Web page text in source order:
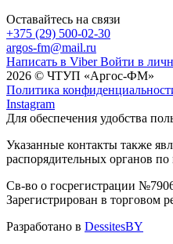
Оставайтесь на связи
+375 (29) 500-02-30
argos-fm@mail.ru
Написать в Viber Войти в
2026 © ЧТУП «Аргос-ФМ»
Политика
Instagram
Для обеспечения удобства
Указанные контакты также
распорядительных органов
Св-во о госрегистрации
Зарегистрирован в торговом
Разработано в DessitesBY